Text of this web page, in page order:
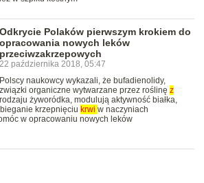
Odkrycie Polaków pierwszym krokiem do
opracowania nowych leków
przeciwzakrzepowych
22 października 2018, 05:47
Polscy naukowcy wykazali, że bufadienolidy,
związki organiczne wytwarzane przez roślinę z
rodzaju żyworódka, modulują aktywność białka,
krzepnięciu krwi w naczyniach
w opracowaniu nowych leków